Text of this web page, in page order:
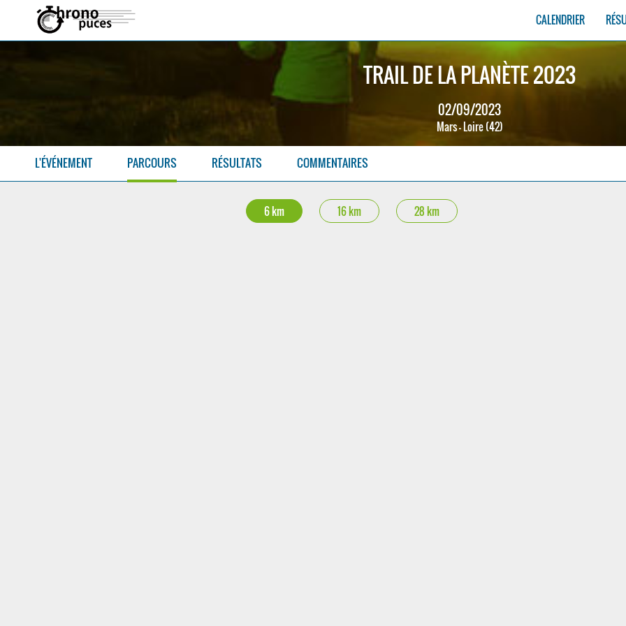
CALENDRIER
TRAIL DE LA PLANÈTE 2023
02/09/2023
Mars - Loire (42)
L'ÉVÉNEMENT PARCOURS RÉSULTATS COMMENTAIRES
6 km 16 km 28 km